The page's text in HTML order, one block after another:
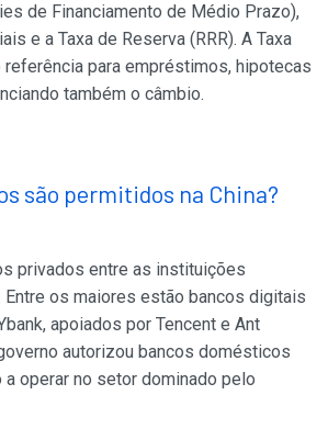
de Financiamento de Médio Prazo),
e a Taxa de Reserva (RRR). A Taxa
referência para empréstimos, hipotecas
também o câmbio.
são permitidos na China?
privados entre as instituições
Entre os maiores estão bancos digitais
apoiados por Tencent e Ant
autorizou bancos domésticos
operar no setor dominado pelo